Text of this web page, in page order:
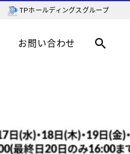
TPホールディングスグループ
お問い合わせ